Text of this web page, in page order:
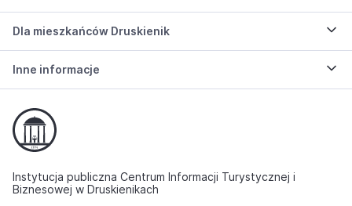
Dla mieszkańców Druskienik
Inne informacje
Instytucja publiczna Centrum Informacji Turystycznej i
Biznesowej w Druskienikach